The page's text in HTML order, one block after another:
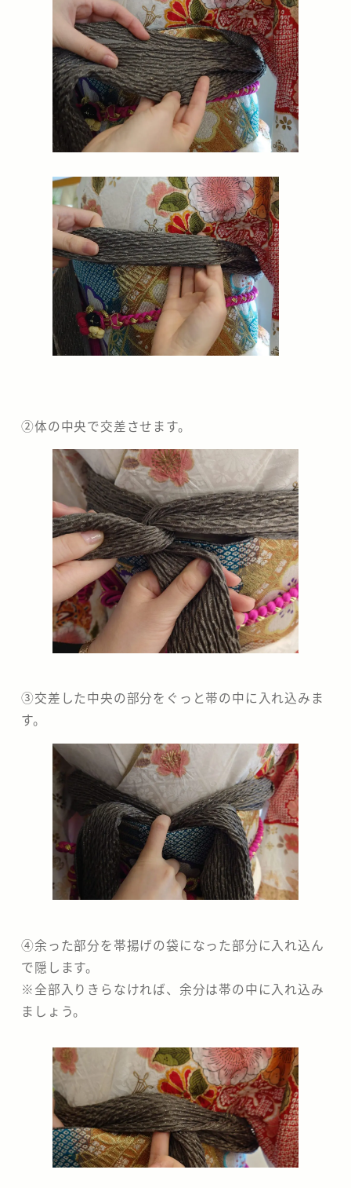
②体の中央で交差させます。
③交差した中央の部分をぐっと帯の中に入れ込みま
す。
④余った部分を帯揚げの袋になった部分に入れ込ん
で隠します。
※全部入りきらなければ、余分は帯の中に入れ込み
ましょう。